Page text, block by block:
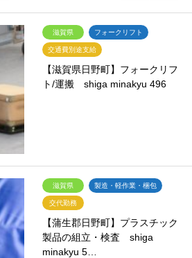
滋賀県 フォークリフト
交通費別途支給
【滋賀県日野町】フォークリフ
ト/運搬 shiga minakyu 496
滋賀県 製造・軽作業・梱包
交代勤務
【蒲生郡日野町】プラスチック
製品の組立・検査 shiga
minakyu 5…